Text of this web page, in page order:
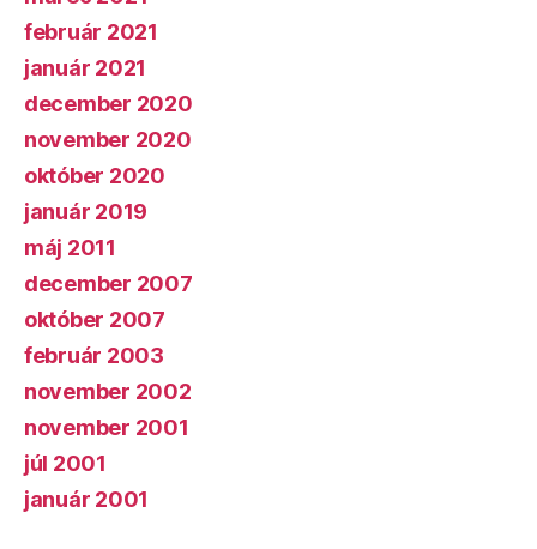
február 2021
január 2021
december 2020
november 2020
október 2020
január 2019
máj 2011
december 2007
október 2007
február 2003
november 2002
november 2001
júl 2001
január 2001